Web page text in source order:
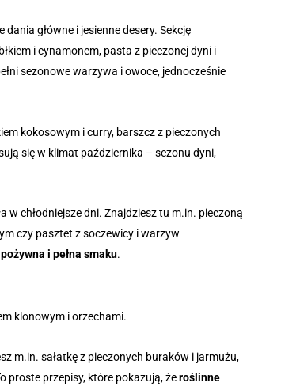
główne i jesienne desery. Sekcję
i cynamonem, pasta z pieczonej dyni i
sezonowe warzywa i owoce, jednocześnie
kokosowym i curry, barszcz z pieczonych
się w klimat października – sezonu dyni,
w chłodniejsze dni. Znajdziesz tu m.in. pieczoną
czy pasztet z soczewicy i warzyw
i pełna smaku.
m.in. sałatkę z pieczonych buraków i jarmużu,
proste przepisy, które pokazują, żeroślinne